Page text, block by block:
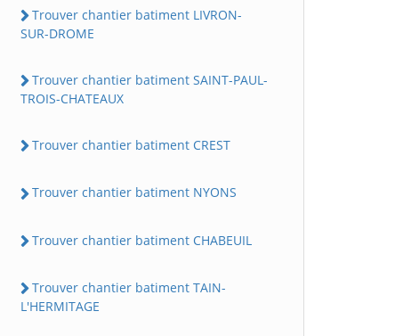
Trouver chantier batiment LIVRON-
SUR-DROME
Trouver chantier batiment SAINT-PAUL-
TROIS-CHATEAUX
Trouver chantier batiment CREST
Trouver chantier batiment NYONS
Trouver chantier batiment CHABEUIL
Trouver chantier batiment TAIN-
L'HERMITAGE